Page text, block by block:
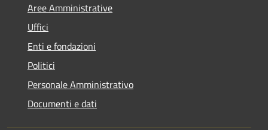
Aree Amministrative
Uffici
Enti e fondazioni
Politici
Personale Amministrativo
Documenti e dati